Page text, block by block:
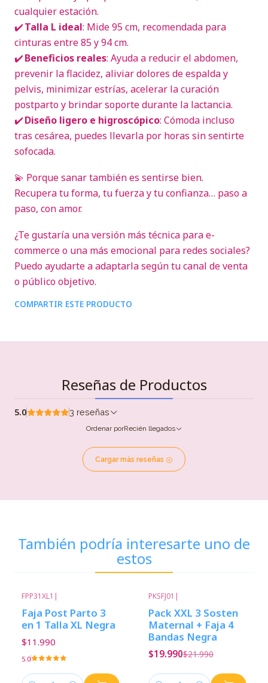
cualquier estación.
✔️Talla L ideal: Mide 95 cm, recomendada para
cinturas entre 85 y 94 cm.
✔️Beneficios reales: Ayuda a reducir el abdomen,
prevenir la flacidez, aliviar dolores de espalda y
pelvis, minimizar estrías, acelerar la curación
postparto y brindar soporte durante la lactancia.
✔️Diseño ligero e higroscópico: Cómoda incluso
tras cesárea, puedes llevarla por horas sin sentirte
sofocada.
💫 Porque sanar también es sentirse bien.
Recupera tu forma, tu fuerza y tu confianza… paso a
paso, con amor.
¿Te gustaría una versión más técnica para e-
commerce o una más emocional para redes sociales?
Puedo ayudarte a adaptarla según tu canal de venta
o público objetivo.
COMPARTIR ESTE PRODUCTO
Reseñas de Productos
5.0 3 reseñas
Ordenar porRecién llegados
Cargar más reseñas
También podría interesarte uno de
estos
FPP31XL1 |
Faja Post Parto 3
en 1 Talla XL Negra
$11.990
5.0
PKSFJ01 |
Pack XXL 3 Sosten
Maternal + Faja 4
Bandas Negra
$19.990$21.990